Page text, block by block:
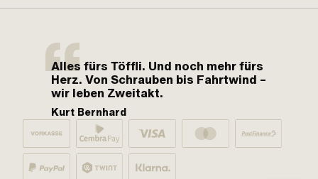
Alles fürs Töffli. Und noch mehr fürs
Herz. Von Schrauben bis Fahrtwind –
wir leben Zweitakt.
Kurt Bernhard